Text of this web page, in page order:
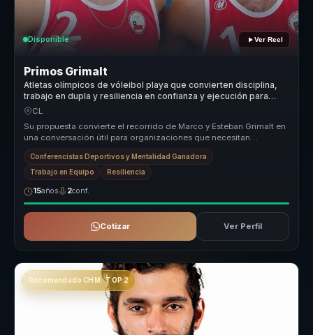
Disponible Ver Reel
Primos Grimalt
Atletas olímpicos de vóleibol playa que convierten disciplina,
trabajo en dupla y resiliencia en confianza y ejecución para
equipos.
CL
Su propuesta convierte el recorrido de Marco y Esteban Grimalt en
una conversación útil para organizaciones que necesitan
fortalecer cohe...
Conferencistas Deportivos y Mentalidad Ganadora
Trabajo en Equipo Resiliencia
15años 2conf.
Cotizar Ver Perfil
Recomendado CHM · TOP 2